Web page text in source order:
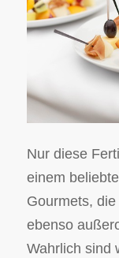
Nur diese
einem
Gourmets,
ebenso
Wahrlich sind